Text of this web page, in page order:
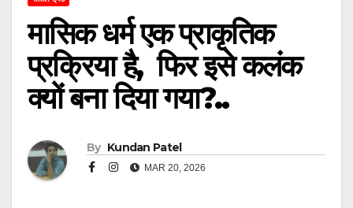
मासिक धर्म एक प्राकृतिक
प्रक्रिया है, फिर इसे कलंक
क्यों बना दिया गया?..
By Kundan Patel
MAR 20, 2026